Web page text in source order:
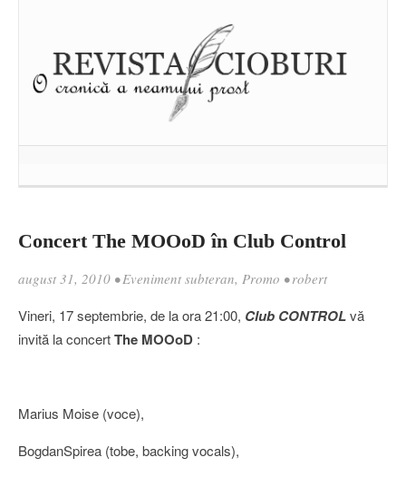
Concert The MOOoD în Club Control
august 31, 2010 •Eveniment subteran, Promo •robert
Vineri, 17 septembrie, de la ora 21:00, Club CONTROLvă
invită la concertThe MOOoD :
Marius Moise (voce),
BogdanSpirea (tobe, backing vocals),